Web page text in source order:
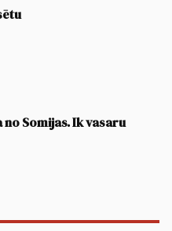
no Somijas. Ik vasaru